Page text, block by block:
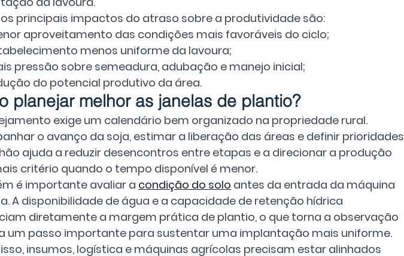
os principais impactos do atraso sobre a produtividade são:
aproveitamento das condições mais favoráveis do ciclo;
menos uniforme da lavoura;
pressão sobre semeadura, adubação e manejo inicial;
do potencial produtivo da área.
planejar melhor as janelas de plantio?
exige um calendário bem organizado na propriedade rural.
o avanço da soja, estimar a liberação das áreas e definir prioridades
ajuda a reduzir desencontros entre etapas e a direcionar a produção
critério quando o tempo disponível é menor.
é importante avaliar a condição do solo antes da entrada da máquina
A disponibilidade de água e a capacidade de retenção hídrica
diretamente a margem prática de plantio, o que torna a observação
um passo importante para sustentar uma implantação mais uniforme.
insumos, logística e máquinas agrícolas precisam estar alinhados